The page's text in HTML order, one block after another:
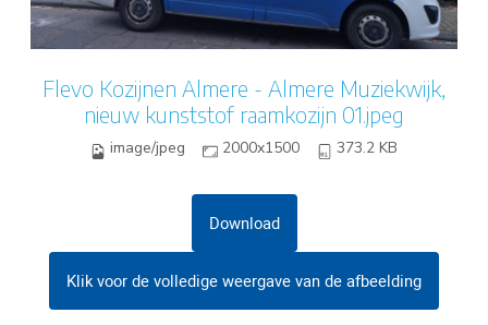
Flevo Kozijnen Almere - Almere Muziekwijk,
nieuw kunststof raamkozijn 01.jpeg
image/jpeg 2000x1500 373.2 KB
Download
Klik voor de volledige weergave van de afbeelding